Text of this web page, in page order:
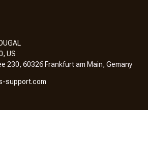
US
230, 60326 Frankfurt am Main, Gemany
support.com